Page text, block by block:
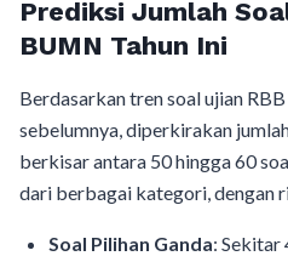
Prediksi Jumlah
BUMN Tahun Ini
Berdasarkan tren soal ujian
sebelumnya, diperkirakan
berkisar antara 50 hingga 60
dari berbagai kategori, dengan
Soal Pilihan Ganda: Sekitar